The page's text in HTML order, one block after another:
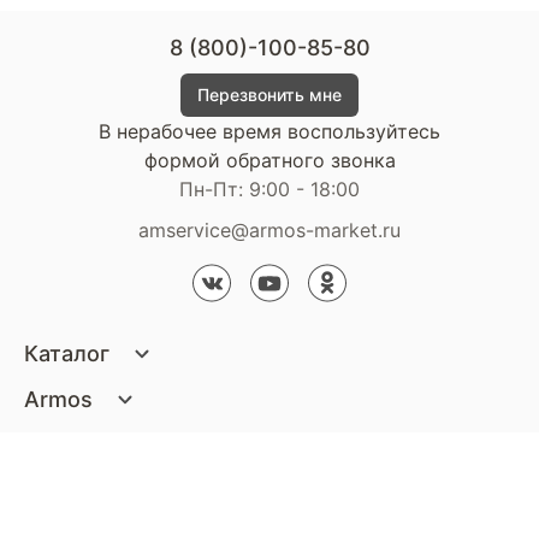
Каталог
Кровати
Armos
8 (800)-100-85-80
Перезвонить мне
В нерабочее время воспользуйтесь
формой обратного звонка
Пн-Пт: 9:00 - 18:00
amservice@armos-market.ru